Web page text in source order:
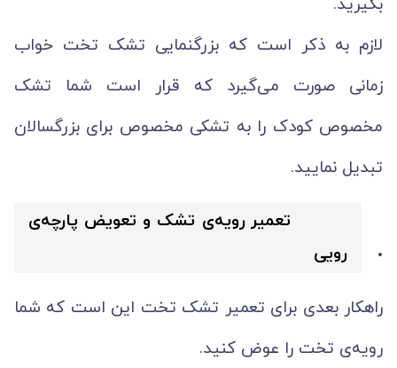
لازم به ذکر است که بزرگنمایی تشک تخت خواب
زمانی صورت می‌گیرد که قرار است شما تشک
مخصوص کودک را به تشکی مخصوص برای بزرگسالان
تبدیل نمایید.
تعمیر رویه‌ی تشک و تعویض پارچه‌ی
رویی
راهکار بعدی برای تعمیر تشک تخت این است که شما
رویه‌ی تخت را عوض کنید.